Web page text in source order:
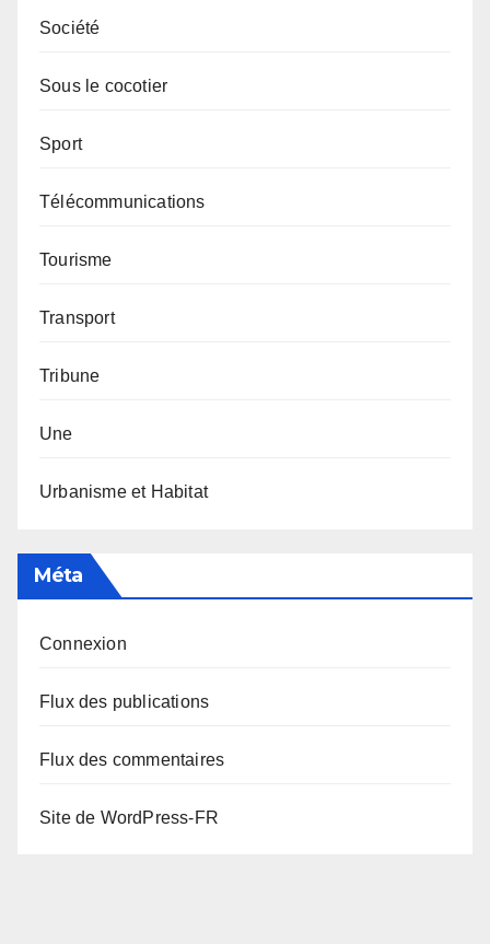
Société
Sous le cocotier
Sport
Télécommunications
Tourisme
Transport
Tribune
Une
Urbanisme et Habitat
Méta
Connexion
Flux des publications
Flux des commentaires
Site de WordPress-FR